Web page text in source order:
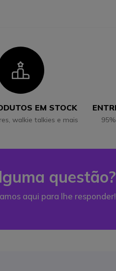
Icon
EM STOCK
walkie talkies e mais
questão?
aqui para lhe responder!